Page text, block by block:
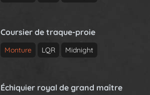
Coursier de traque-proie
Monture LQR Midnight
Échiquier royal de grand maître